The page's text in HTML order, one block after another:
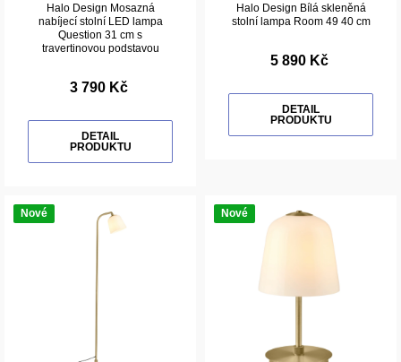
Halo Design Mosazná
nabíjecí stolní LED lampa
Question 31 cm s
travertinovou podstavou
3 790 Kč
DETAIL
PRODUKTU
Halo Design Bílá skleněná
stolní lampa Room 49 40 cm
5 890 Kč
DETAIL
PRODUKTU
Nové Nové